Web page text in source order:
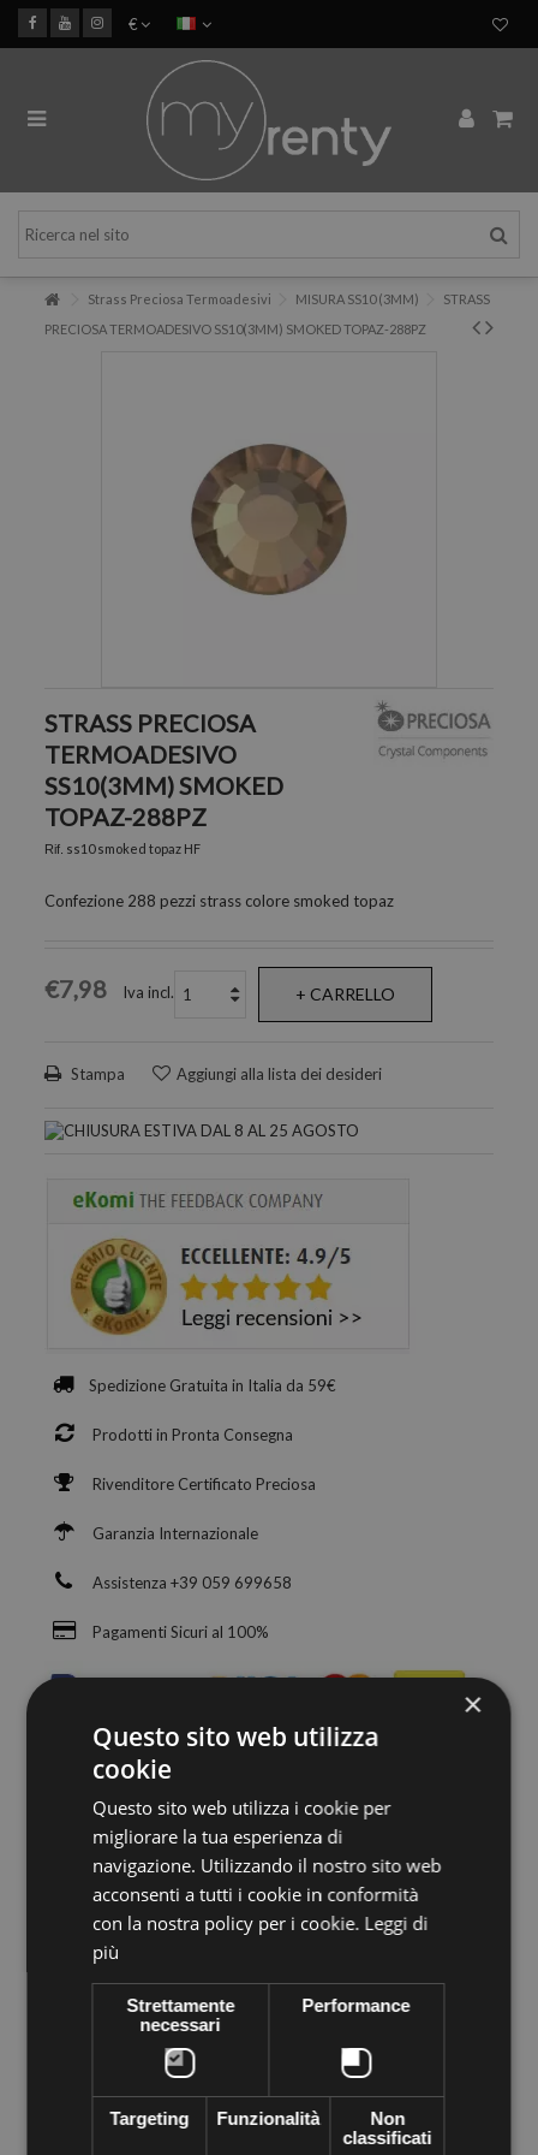
€
Strass Preciosa Termoadesivi MISURA SS10 (3MM)
STRASS
PRECIOSA TERMOADESIVO SS10(3MM) SMOKED TOPAZ-288PZ
STRASS PRECIOSA
TERMOADESIVO
SS10(3MM) SMOKED
TOPAZ-288PZ
Rif. ss10 smoked topaz HF
Confezione 288 pezzi strass colore smoked topaz
€7,98 Iva incl. + CARRELLO
Stampa Aggiungi alla lista dei desideri
Spedizione Gratuita in Italia da 59€
Prodotti in Pronta Consegna
Rivenditore Certificato Preciosa
Garanzia Internazionale
Assistenza +39 059 699658
Pagamenti Sicuri al 100%
Sconti sulla quantità
Quantità
Sconto per
singolo pezzo
Risparmi
Scheda tecnica
Strass Preciosa VIVA12 termoadesivo,fornito in buste da 288
. Applicabile facilmente con applicatore strass, ferro da
stiro, accendino... Cristallo di altissima qualità marchiato
×
Questo sito web utilizza
cookie
Questo sito web utilizza i cookie per
migliorare la tua esperienza di
navigazione. Utilizzando il nostro sito web
acconsenti a tutti i cookie in conformità
con la nostra policy per i cookie. Leggi di
più
Strettamente
necessari
Performance
Targeting Funzionalità
Non
classificati